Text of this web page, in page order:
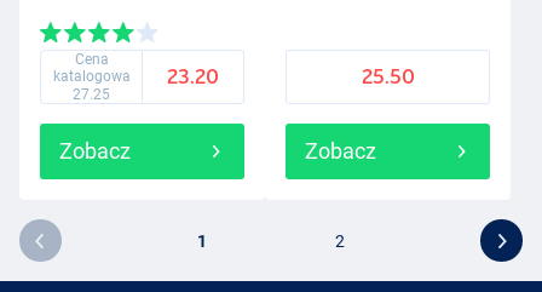
Cena
katalogowa
27.25
23.20
Zobacz
25.50
Zobacz
1 2